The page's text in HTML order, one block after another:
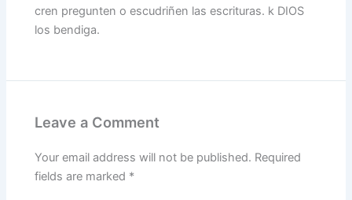
cren pregunten o escudriñen las escrituras. k DIOS
los bendiga.
Leave a Comment
Your email address will not be published. Required
fields are marked *